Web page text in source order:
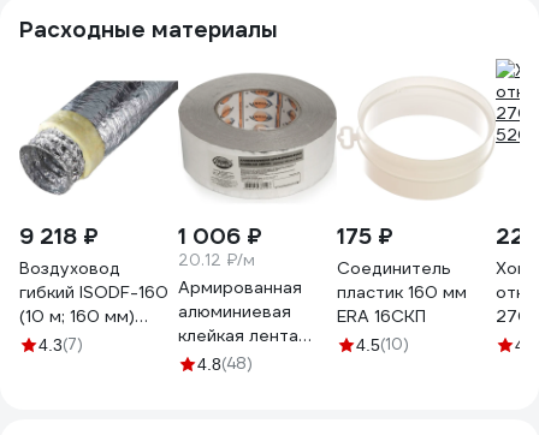
Расходные материалы
9 218 ₽
Воздуховод
гибкий ISODF-160
(10 м; 160 мм)
Diaflex
4.3(7)
1 006 ₽
20.12 ₽/м
Армированная
алюминиевая
клейкая лента
AVIORA 50 мм, 50
4.8(48)
175 ₽
Соединитель
пластик 160 мм
ERA 16СКП
4.5(10)
270/
4.6